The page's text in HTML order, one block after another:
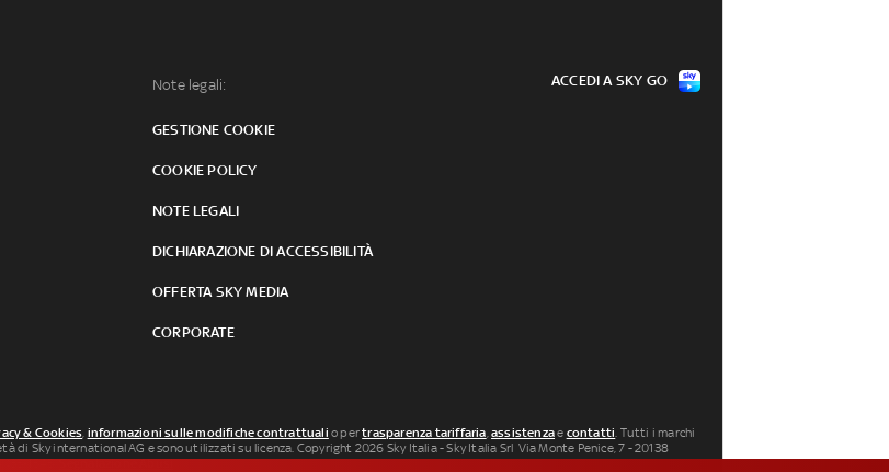
Note legali:
GESTIONE COOKIE
COOKIE POLICY
NOTE LEGALI
DICHIARAZIONE DI ACCESSIBILITÀ
OFFERTA SKY MEDIA
CORPORATE
ACCEDI A SKY GO
& Cookies, informazioni sulle modifiche contrattuali o pertrasparenza tariffaria,assistenzae contatti. Tutti i marchi
Sky international AG e sono utilizzati su licenza. Copyright 2026 Sky Italia - Sky Italia Srl Via Monte Penice, 7 - 20138
1545.Segnalazione Abusi